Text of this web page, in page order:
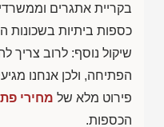
בקריית אתגרים
כספות ביתיות בשכונות
שיקול נוסף: לרוב צריך
הפתיחה, ולכן אנחנו
פירוט מלא של מחירי
הכספות.